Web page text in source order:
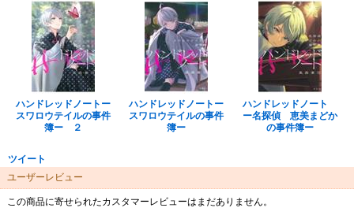
ハンドレッドノートー
スワロウテイルの事件
簿ー ２
ハンドレッドノートー
スワロウテイルの事件
簿ー
ハンドレッドノート
ー名探偵 恵美まどか
の事件簿ー
ツイート
ユーザーレビュー
この商品に寄せられたカスタマーレビューはまだありません。